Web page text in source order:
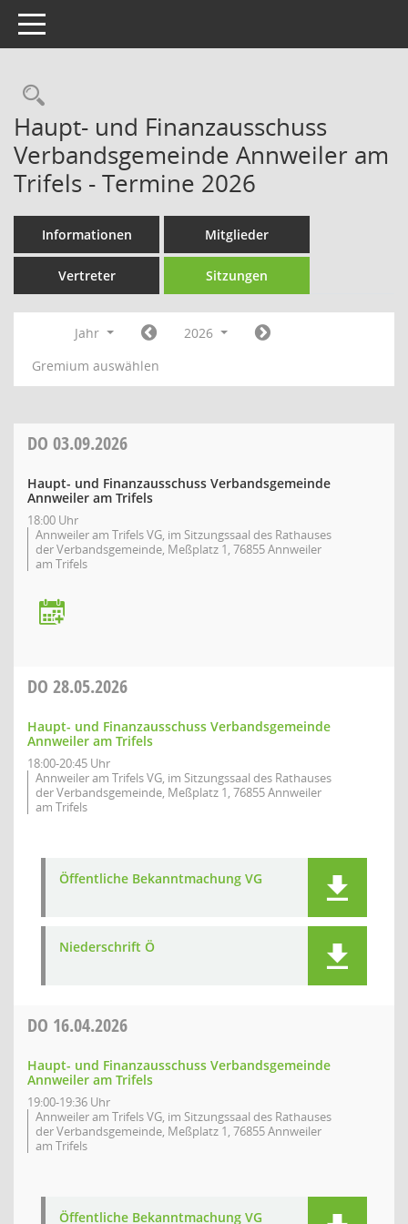
Toggle navigation
Rechercheauswahl
Haupt- und Finanzausschuss
Verbandsgemeinde Annweiler am
Trifels - Termine 2026
Informationen Mitglieder
Vertreter Sitzungen
Jahr
2026
Gremium auswählen
DO 03.09.2026
Haupt- und Finanzausschuss Verbandsgemeinde
Annweiler am Trifels
18:00 Uhr
Annweiler am Trifels VG, im Sitzungssaal des Rathauses
der Verbandsgemeinde, Meßplatz 1, 76855 Annweiler
am Trifels
DO 28.05.2026
Haupt- und Finanzausschuss Verbandsgemeinde
Annweiler am Trifels
18:00-20:45 Uhr
Annweiler am Trifels VG, im Sitzungssaal des Rathauses
der Verbandsgemeinde, Meßplatz 1, 76855 Annweiler
am Trifels
Öffentliche Bekanntmachung VG
Niederschrift Ö
DO 16.04.2026
Haupt- und Finanzausschuss Verbandsgemeinde
Annweiler am Trifels
19:00-19:36 Uhr
Annweiler am Trifels VG, im Sitzungssaal des Rathauses
der Verbandsgemeinde, Meßplatz 1, 76855 Annweiler
am Trifels
Öffentliche Bekanntmachung VG